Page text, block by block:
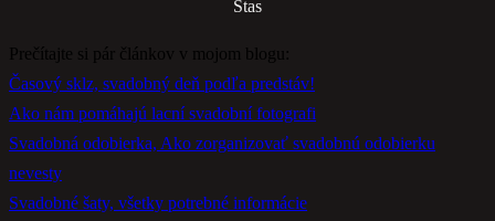
Prečítajte si pár článkov v mojom blogu:
Časový sklz, svadobný deň podľa predstáv!
Ako nám pomáhajú lacní svadobní fotografi
Svadobná odobierka, Ako zorganizovať svadobnú odobierku
nevesty
Svadobné šaty, všetky potrebné informácie